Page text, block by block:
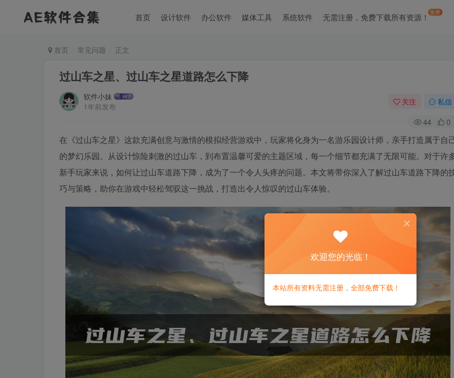
首页 设计软件 办公软件 媒体工具 系统软件 无需注册，免费下载所有资源！免费
首页 常见问题 正文
过山车之星、过山车之星道路怎么下降
软件小妹
1年前发布
关注 私信
44 0
在《过山车之星》这款充满创意与激情的模拟经营游戏中，玩家将化身为一名游乐园设计师，亲手打造属于自
的梦幻乐园。从设计惊险刺激的过山车，到布置温馨可爱的主题区域，每一个细节都充满了无限可能。对于许
新手玩家来说，如何让过山车道路下降，成为了一个令人头疼的问题。本文将带你深入了解过山车道路下降的
巧与策略，助你在游戏中轻松驾驭这一挑战，打造出令人惊叹的过山车体验。
欢迎您的光临！
本站所有资料无需注册，全部免费下载！